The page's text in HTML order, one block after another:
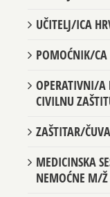
UČITELJ/ICA
POMOĆNIK/CA
OPERATIVNI/A
CIVILNU
ZAŠTITAR/
MEDICINSKA
NEMOĆNE M/Ž